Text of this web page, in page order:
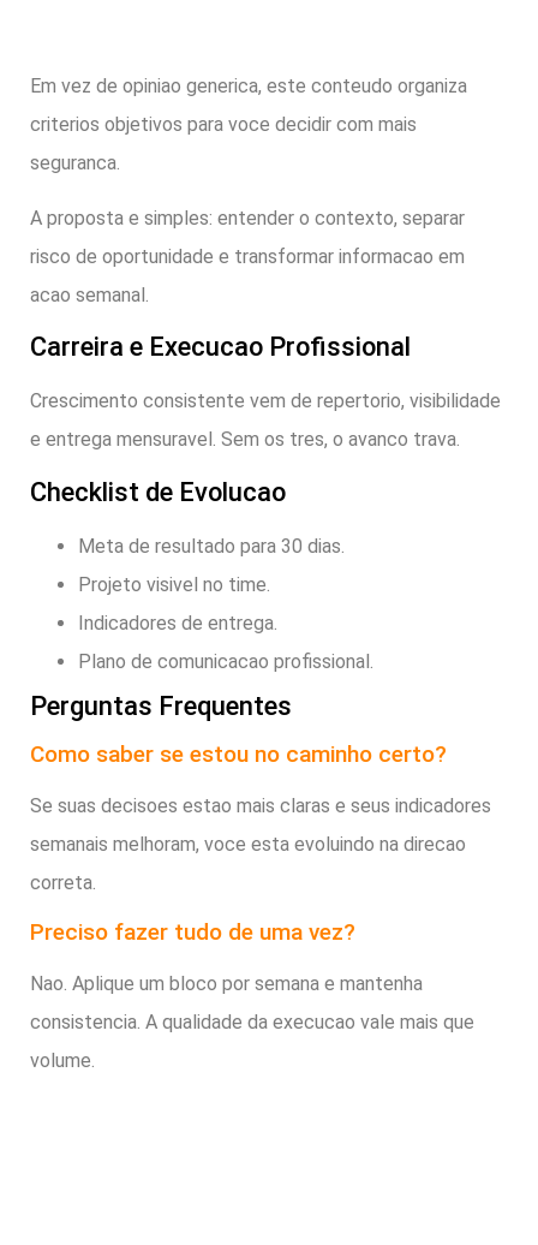
Em vez de opiniao generica, este conteudo organiza
criterios objetivos para voce decidir com mais
seguranca.
A proposta e simples: entender o contexto, separar
risco de oportunidade e transformar informacao em
acao semanal.
Carreira e Execucao Profissional
Crescimento consistente vem de repertorio, visibilidade
e entrega mensuravel. Sem os tres, o avanco trava.
Checklist de Evolucao
Meta de resultado para 30 dias.
Projeto visivel no time.
Indicadores de entrega.
Plano de comunicacao profissional.
Perguntas Frequentes
Como saber se estou no caminho certo?
Se suas decisoes estao mais claras e seus indicadores
semanais melhoram, voce esta evoluindo na direcao
correta.
Preciso fazer tudo de uma vez?
Nao. Aplique um bloco por semana e mantenha
consistencia. A qualidade da execucao vale mais que
volume.